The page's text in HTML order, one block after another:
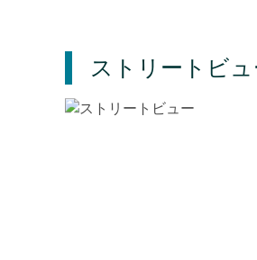
ストリートビュ